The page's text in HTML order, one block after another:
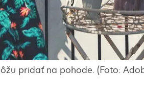
pridať na pohode. (Foto: